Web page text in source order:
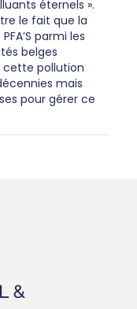
éternels ».
le fait que la
parmi les
belges
cette pollution
mais
pour gérer ce